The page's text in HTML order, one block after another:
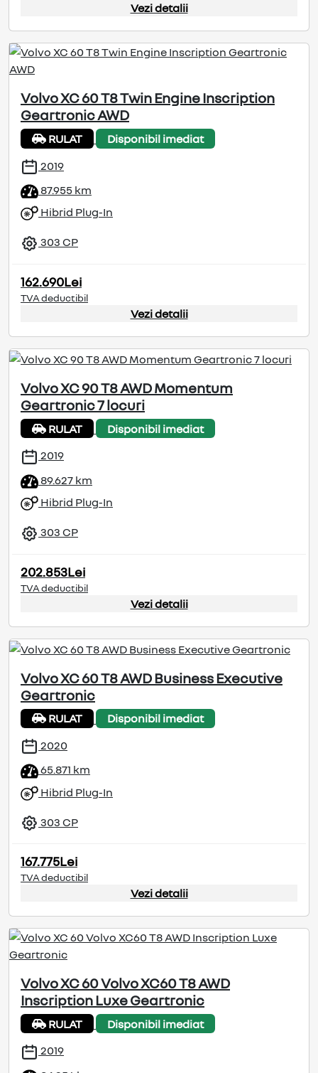
Vezi detalii
Volvo XC 60 T8 Twin Engine Inscription
Geartronic AWD
RULAT
Disponibil imediat
2019
87.955 km
Hibrid Plug-In
303 CP
162.690Lei
TVA deductibil
Vezi detalii
Volvo XC 90 T8 AWD Momentum
Geartronic 7 locuri
RULAT
Disponibil imediat
2019
89.627 km
Hibrid Plug-In
303 CP
202.853Lei
TVA deductibil
Vezi detalii
Volvo XC 60 T8 AWD Business Executive
Geartronic
RULAT
Disponibil imediat
2020
65.871 km
Hibrid Plug-In
303 CP
167.775Lei
TVA deductibil
Vezi detalii
Volvo XC 60 Volvo XC60 T8 AWD
Inscription Luxe Geartronic
RULAT
Disponibil imediat
2019